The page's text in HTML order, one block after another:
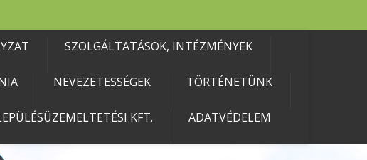
SZOLGÁLTATÁSOK, INTÉZMÉNYEK
NEVEZETESSÉGEK TÖRTÉNETÜNK
KFT. ADATVÉDELEM